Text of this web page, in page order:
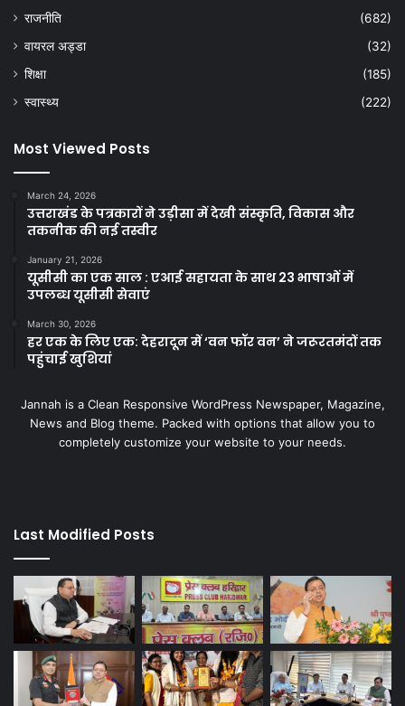
राजनीति
(682)
वायरल अड्डा
(32)
शिक्षा
(185)
स्वास्थ्य
(222)
Most Viewed Posts
March 24, 2026
उत्तराखंड के पत्रकारों ने उड़ीसा में देखी संस्कृति, विकास और
तकनीक की नई तस्वीर
January 21, 2026
यूसीसी का एक साल : एआई सहायता के साथ 23 भाषाओं में
उपलब्ध यूसीसी सेवाएं
March 30, 2026
हर एक के लिए एक: देहरादून में ‘वन फॉर वन’ ने जरूरतमंदों तक
पहुंचाई खुशियां
Jannah is a Clean Responsive WordPress Newspaper, Magazine,
News and Blog theme. Packed with options that allow you to
completely customize your website to your needs.
Last Modified Posts